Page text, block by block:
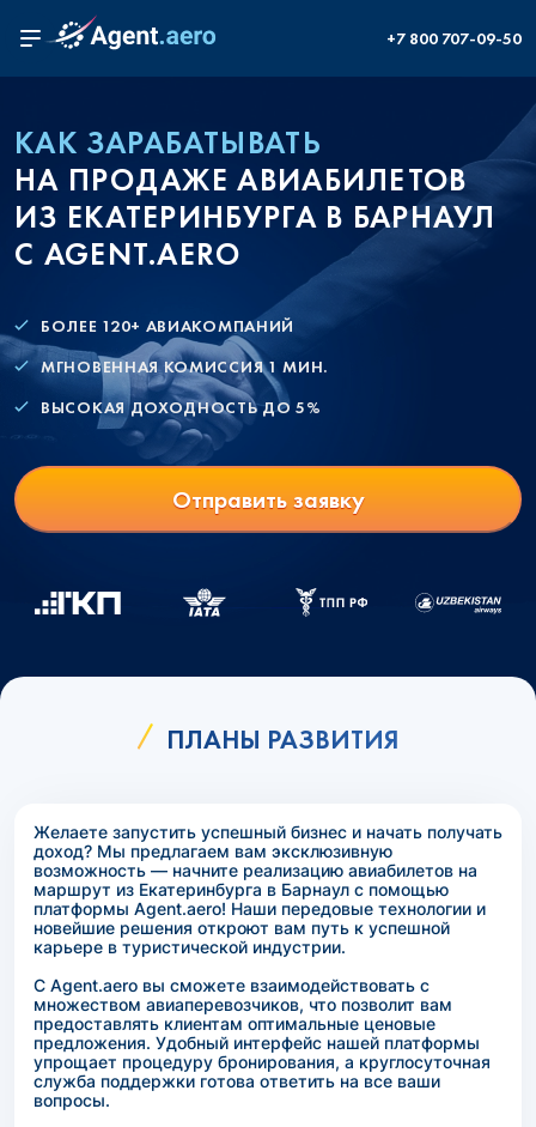
+7 800 707-09-50
КАК ЗАРАБАТЫВАТЬ
НА ПРОДАЖЕ АВИАБИЛЕТОВ
ИЗ ЕКАТЕРИНБУРГА В БАРНАУЛ
С AGENT.AERO
БОЛЕЕ 120+ АВИАКОМПАНИЙ
МГНОВЕННАЯ КОМИССИЯ 1 МИН.
ВЫСОКАЯ ДОХОДНОСТЬ ДО 5%
Отправить заявку
ПЛАНЫ РАЗВИТИЯ
Желаете запустить успешный бизнес и начать получать
доход? Мы предлагаем вам эксклюзивную
возможность — начните реализацию авиабилетов на
маршрут из Екатеринбурга в Барнаул с помощью
платформы Agent.aero! Наши передовые технологии и
новейшие решения откроют вам путь к успешной
карьере в туристической индустрии.
С Agent.aero вы сможете взаимодействовать с
множеством авиаперевозчиков, что позволит вам
предоставлять клиентам оптимальные ценовые
предложения. Удобный интерфейс нашей платформы
упрощает процедуру бронирования, а круглосуточная
служба поддержки готова ответить на все ваши
вопросы.